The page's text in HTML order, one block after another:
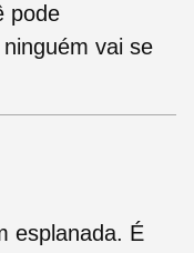
pode
vai se
esplanada. É